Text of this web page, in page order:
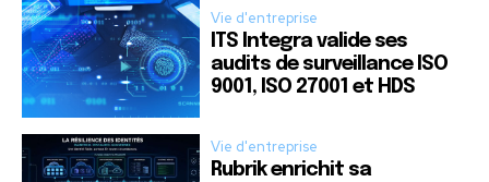
Vie d'entreprise
ITS Integra valide ses
audits de surveillance ISO
9001, ISO 27001 et HDS
Vie d'entreprise
Rubrik enrichit sa